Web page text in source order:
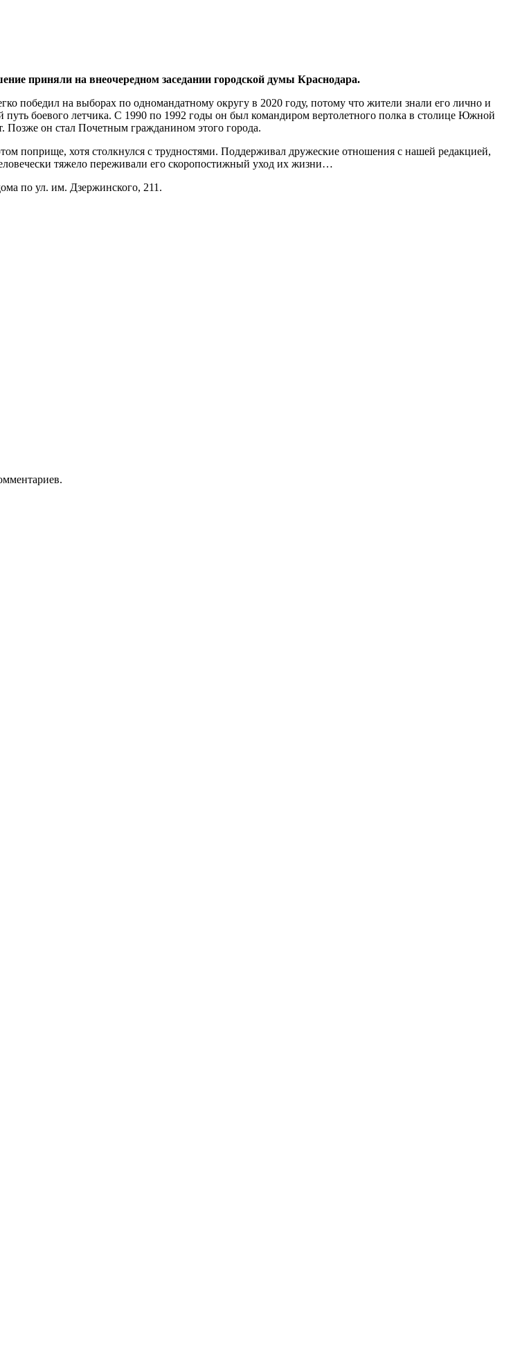
приняли на внеочередном заседании городской думы Краснодара.
победил на выборах по одномандатному округу в 2020 году, потому что жители знали его лично и
боевого летчика. С 1990 по 1992 годы он был командиром вертолетного полка в столице Южной
Позже он стал Почетным гражданином этого города.
поприще, хотя столкнулся с трудностями. Поддерживал дружеские отношения с нашей редакцией,
тяжело переживали его скоропостижный уход их жизни…
по ул. им. Дзержинского, 211.